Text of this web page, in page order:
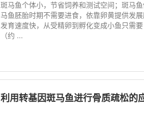
斑马鱼个体小，节省饲养和测试空间；斑马
马鱼胚胎时期不需要进食，依靠卵黄提供发
发育速度快，从受精卵到孵化变成小鱼只需
（约 ...
利用转基因斑马鱼进行骨质疏松的